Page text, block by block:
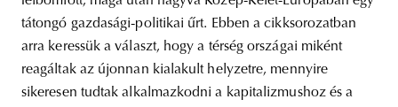
tátongó gazdasági-politikai űrt. Ebben a cikksorozatban
arra keressük a választ, hogy a térség országai miként
reagáltak az újonnan kialakult helyzetre, mennyire
sikeresen tudtak alkalmazkodni a kapitalizmushoz és a